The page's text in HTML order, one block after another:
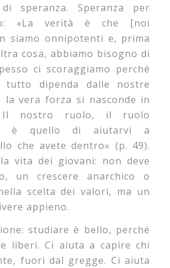
speranza. Speranza per
«La verità è che [noi
siamo onnipotenti e, prima
cosa, abbiamo bisogno di
ci scoraggiamo perché
tutto dipenda dalle nostre
la vera forza si nasconde in
Il nostro ruolo, il ruolo
è quello di aiutarvi a
che avete dentro» (p. 49).
vita dei giovani: non deve
un crescere anarchico o
scelta dei valori, ma un
appieno.
studiare è bello, perché
liberi. Ci aiuta a capire chi
fuori dal gregge. Ci aiuta